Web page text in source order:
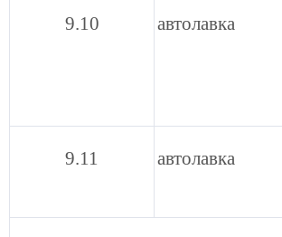
9.10 автолавка
9.11 автолавка